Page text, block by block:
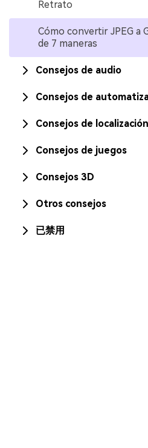
Retrato
Cómo convertir JPEG a
de 7 maneras
Consejos de audio
Consejos de
Consejos de localización
Consejos de juegos
Consejos 3D
Otros consejos
已禁用